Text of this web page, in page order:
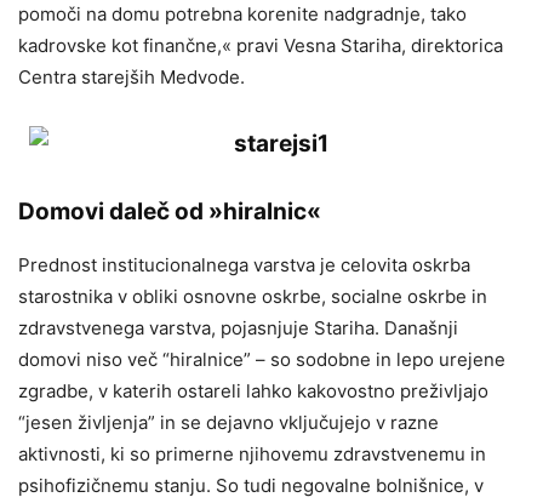
pomoči na domu potrebna korenite nadgradnje, tako
kadrovske kot finančne,« pravi Vesna Stariha, direktorica
Centra starejših Medvode.
Domovi daleč od »hiralnic«
Prednost institucionalnega varstva je celovita oskrba
starostnika v obliki osnovne oskrbe, socialne oskrbe in
zdravstvenega varstva, pojasnjuje Stariha. Današnji
domovi niso več “hiralnice” – so sodobne in lepo urejene
zgradbe, v katerih ostareli lahko kakovostno preživljajo
“jesen življenja” in se dejavno vključujejo v razne
aktivnosti, ki so primerne njihovemu zdravstvenemu in
psihofizičnemu stanju. So tudi negovalne bolnišnice, v